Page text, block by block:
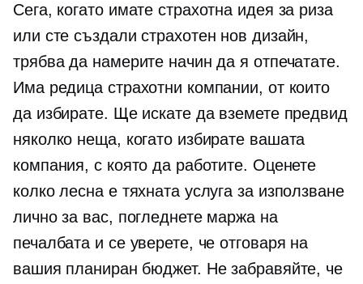
Сега, когато имате страхотна идея за риза
или сте създали страхотен нов дизайн,
трябва да намерите начин да я отпечатате.
Има редица страхотни компании, от които
да избирате. Ще искате да вземете предвид
няколко неща, когато избирате вашата
компания, с която да работите. Оценете
колко лесна е тяхната услуга за използване
лично за вас, погледнете маржа на
печалбата и се уверете, че отговаря на
вашия планиран бюджет. Не забравяйте, че